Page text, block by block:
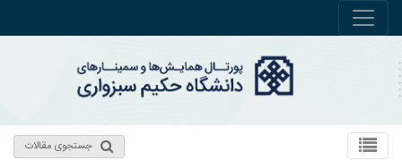
جستجوی مقالات